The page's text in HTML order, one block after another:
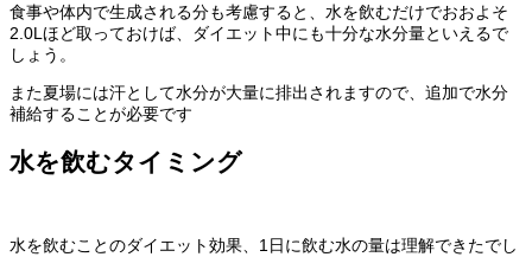
食事や体内で生成される分も考慮すると、水を飲むだけでおおよそ
2.0Lほど取っておけば、ダイエット中にも十分な水分量といえるで
しょう。
また夏場には汗として水分が大量に排出されますので、追加で水分
補給することが必要です
水を飲むタイミング
水を飲むことのダイエット効果、1日に飲む水の量は理解できたでし